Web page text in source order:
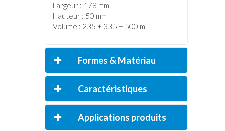
Largeur : 178 mm
Hauteur : 50 mm
Volume : 235 + 335 + 500 ml
Formes & Matériau
Caractéristiques
techniquesApplications produits